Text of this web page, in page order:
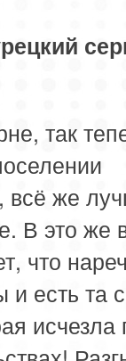
так
же
В это же
что
и есть та
исчезла